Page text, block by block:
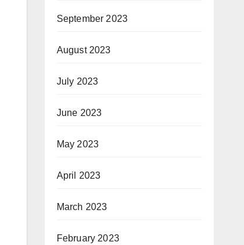
September 2023
August 2023
July 2023
June 2023
May 2023
April 2023
March 2023
February 2023